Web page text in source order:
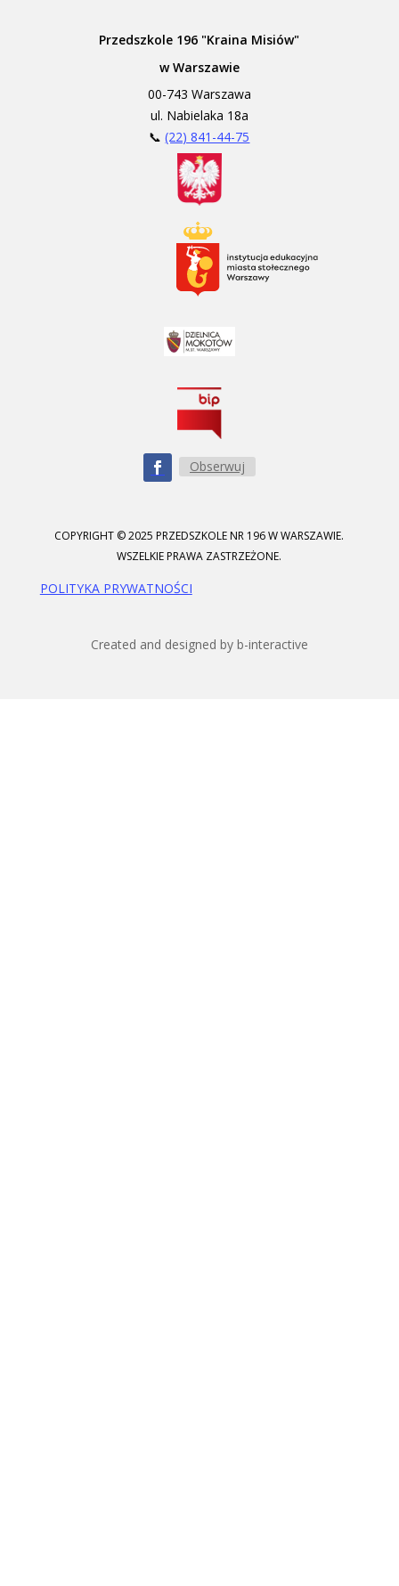
Przedszkole 196 "Kraina Misiów"
w Warszawie
00-743 Warszawa
ul. Nabielaka 18a
📞(22) 841-44-75
Obserwuj
COPYRIGHT © 2025 PRZEDSZKOLE NR 196 W WARSZAWIE.
WSZELKIE PRAWA ZASTRZEŻONE.
POLITYKA PRYWATNOŚCI
Created and designed by b-interactive